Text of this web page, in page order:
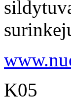
K05